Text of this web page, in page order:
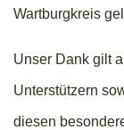
Wartburgkreis
Unser Dank gilt
Unterstützern
diesen